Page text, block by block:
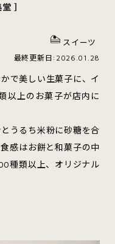
ンバーガー
てのカテゴリをみる
つがる市
平川市
］
スイーツ
最終更新日:2026.01.28
で美しい生菓子に、イ
以上のお菓子が店内に
うるち米粉に砂糖を合
感はお餅と和菓子の中
種類以上、オリジナル